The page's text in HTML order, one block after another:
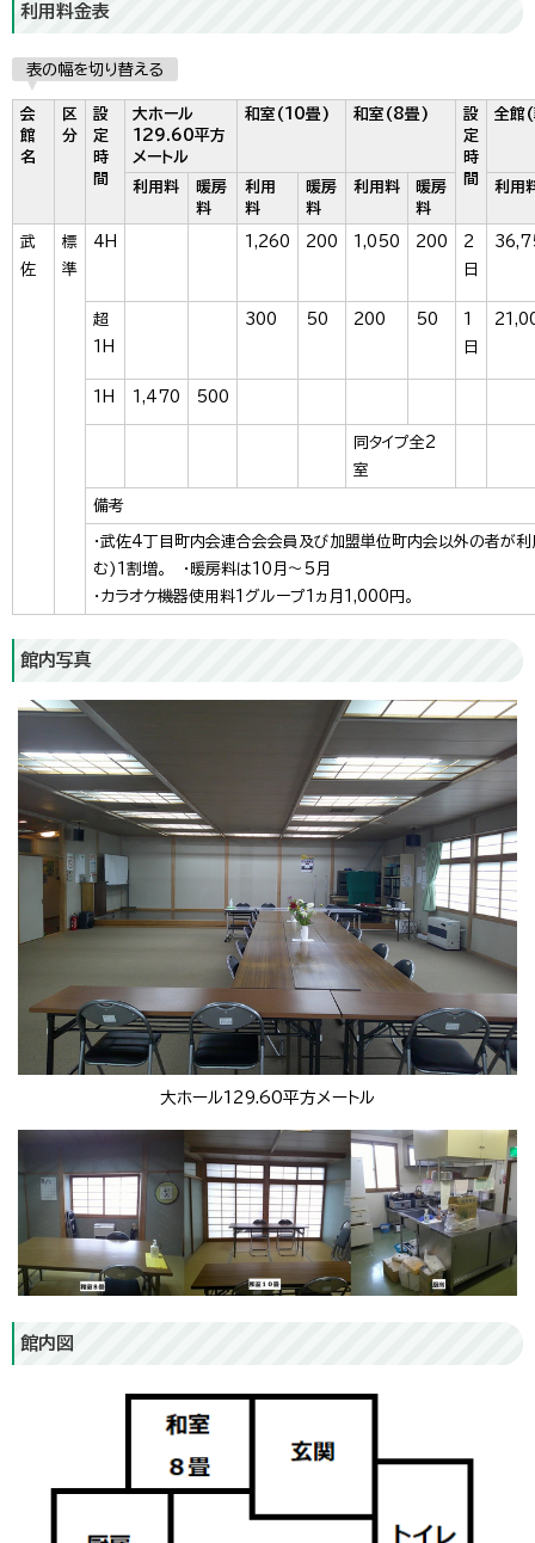
利用料金表
表の幅を切り替える
会
館
名
区
分
設
定
時
間
大ホール
129.60平方
メートル
和室(10畳) 和室(8畳)
設
定
時
間
全館
利用料
暖房
料
利用
料
暖房
料
利用料
暖房
料
利用
武
佐
標
準
4H 1,260 200 1,050 200
2
日
超
1H
300 50 200 50
日
1H 1,470 500
同タイプ全2
室
備考
・武佐4丁目町内会連合会会員及び加盟単位町内会以外の者が
む)1割増。 ・暖房料は10月～5月
・カラオケ機器使用料1グループ1ヵ月1,000円。
館内写真
大ホール129.60平方メートル
館内図